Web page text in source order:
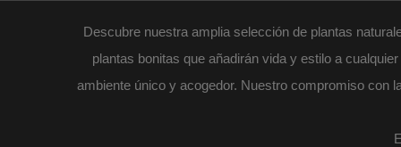
Descubre nuestra amplia selección de plantas
plantas bonitas que añadirán vida y estilo a
ambiente único y acogedor. Nuestro compromiso con